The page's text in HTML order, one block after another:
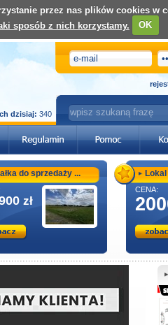
dzisiaj: 340
do sprzedaży ...
zł
CENA:
przez nas plików cookies w
sposób z nich korzystamy. OK